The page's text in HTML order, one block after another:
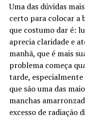
Uma das dúvidas
certo para colocar a
que costumo dar é:
aprecia claridade e
manhã, que é mais
problema começa
tarde, especialmente
que são uma das
manchas
excesso de radiação